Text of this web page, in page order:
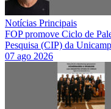
Notícias Principais
FOP promove Ciclo de
Pesquisa (CIP) da Unicamp
07 ago 2026